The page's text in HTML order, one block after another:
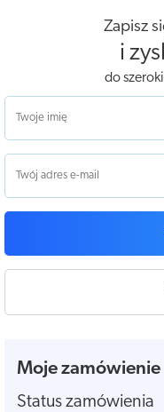
Zapisz
i
do
Moje zamówienie
Status zamówienia